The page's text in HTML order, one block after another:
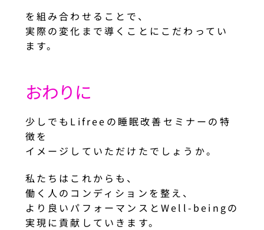
を組み合わせることで、
実際の変化まで導くことにこだわってい
ます。
おわりに
少しでもLifreeの睡眠改善セミナーの特
徴を
イメージしていただけたでしょうか。
私たちはこれからも、
働く人のコンディションを整え、
より良いパフォーマンスとWell-beingの
実現に貢献していきます。